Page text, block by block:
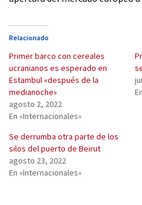
Relacionado
Primer barco con cereales
ucranianos es esperado en
Estambul «después de la
medianoche»
agosto 2, 2022
En «Internacionales»
Se derrumba otra parte de los
silos del puerto de Beirut
agosto 23, 2022
En «Internacionales»